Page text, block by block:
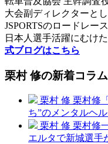
大会副ディレクターと
JSPORTSのロードレー
日本人選手活躍にむけ
式ブログはこちら
栗村 修の新着コラム
栗村 修 栗村修
ち”のメンタルヘル
栗村 修 栗村修
エルタで新城選手